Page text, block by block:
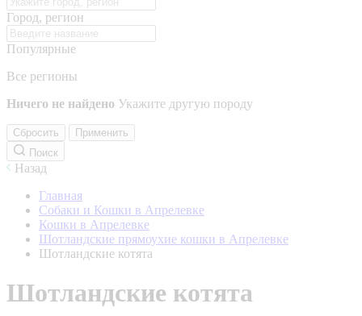
Город, регион
Популярные
Все регионы
Ничего не найдено Укажите другую породу
Сбросить
Применить
Поиск
Назад
Главная
Собаки и Кошки в Апрелевке
Кошки в Апрелевке
Шотландские прямоухие кошки в Апрелевке
Шотландские котята
Шотландские котята